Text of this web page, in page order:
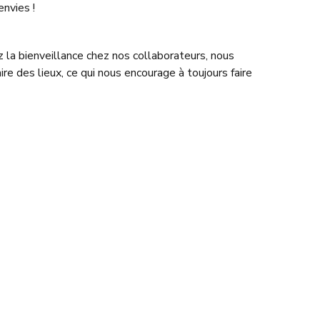
!
la bienveillance chez nos collaborateurs, nous
des lieux, ce qui nous encourage à toujours faire